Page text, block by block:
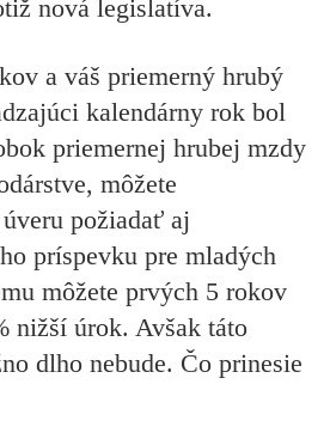
nová legislatíva.
a váš priemerný hrubý
kalendárny rok bol
priemernej hrubej mzdy
môžete
požiadať aj
príspevku pre mladých
môžete prvých 5 rokov
nižší úrok. Avšak táto
dlho nebude. Čo prinesie